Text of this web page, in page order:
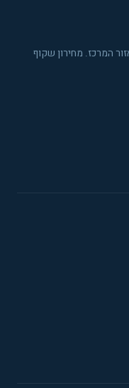
— בכל 26 הערים באזור המרכז. מחירון שקוף